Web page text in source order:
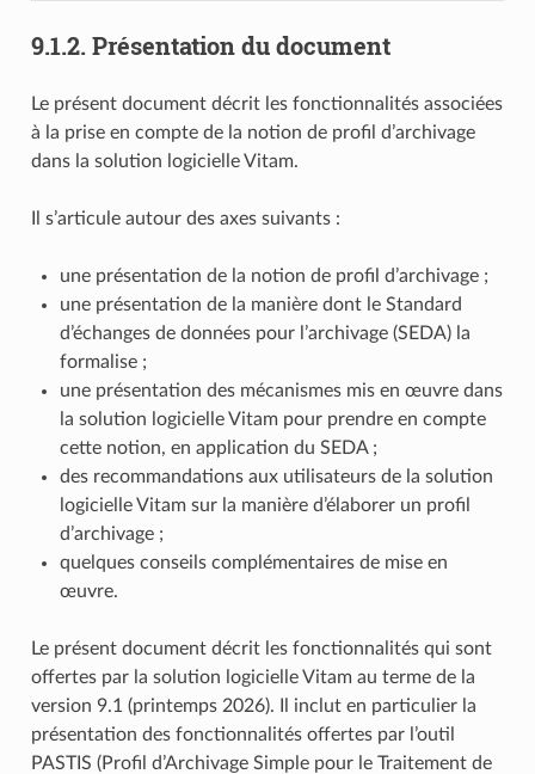
9.1.2. Présentation du document
Le présent document décrit les fonctionnalités associées
à la prise en compte de la notion de profil d’archivage
dans la solution logicielle Vitam.
Il s’articule autour des axes suivants :
une présentation de la notion de profil d’archivage ;
une présentation de la manière dont le Standard
d’échanges de données pour l’archivage (SEDA) la
formalise ;
une présentation des mécanismes mis en œuvre dans
la solution logicielle Vitam pour prendre en compte
cette notion, en application du SEDA ;
des recommandations aux utilisateurs de la solution
logicielle Vitam sur la manière d’élaborer un profil
d’archivage ;
quelques conseils complémentaires de mise en
œuvre.
Le présent document décrit les fonctionnalités qui sont
offertes par la solution logicielle Vitam au terme de la
version 9.1 (printemps 2026). Il inclut en particulier la
présentation des fonctionnalités offertes par l’outil
PASTIS (Profil d’Archivage Simple pour le Traitement de